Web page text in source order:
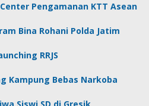
Pengamanan KTT Asean
Bina Rohani Polda Jatim
RRJS
Kampung Bebas Narkoba